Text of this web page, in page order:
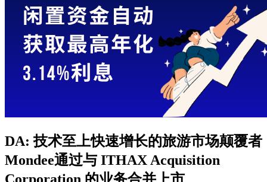
DA: 技术至上快速增长的旅游市场颠覆者
Mondee通过与 ITHAX Acquisition